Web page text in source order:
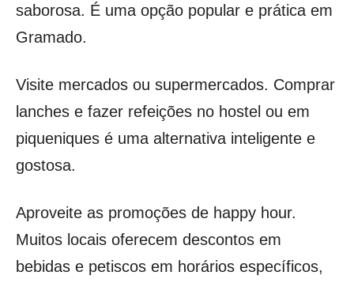
saborosa. É uma opção popular e prática em
Gramado.
Visite mercados ou supermercados. Comprar
lanches e fazer refeições no hostel ou em
piqueniques é uma alternativa inteligente e
gostosa.
Aproveite as promoções de happy hour.
Muitos locais oferecem descontos em
bebidas e petiscos em horários específicos,